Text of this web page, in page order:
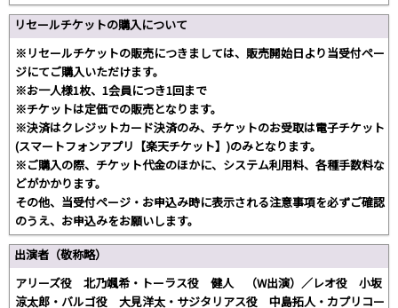
リセールチケットの購入について
※リセールチケットの販売につきましては、販売開始日より当受付ペー
ジにてご購入いただけます。
※お一人様1枚、1会員につき1回まで
※チケットは定価での販売となります。
※決済はクレジットカード決済のみ、チケットのお受取は電子チケット
(スマートフォンアプリ【楽天チケット】)のみとなります。
※ご購入の際、チケット代金のほかに、システム利用料、各種手数料な
どがかかります。
その他、当受付ページ・お申込み時に表示される注意事項を必ずご確認
のうえ、お申込みをお願いします。
出演者（敬称略）
アリーズ役 北乃颯希・トーラス役 健人 （W出演）／レオ役 小坂
涼太郎・バルゴ役 大見洋太・サジタリアス役 中島拓人・カプリコー